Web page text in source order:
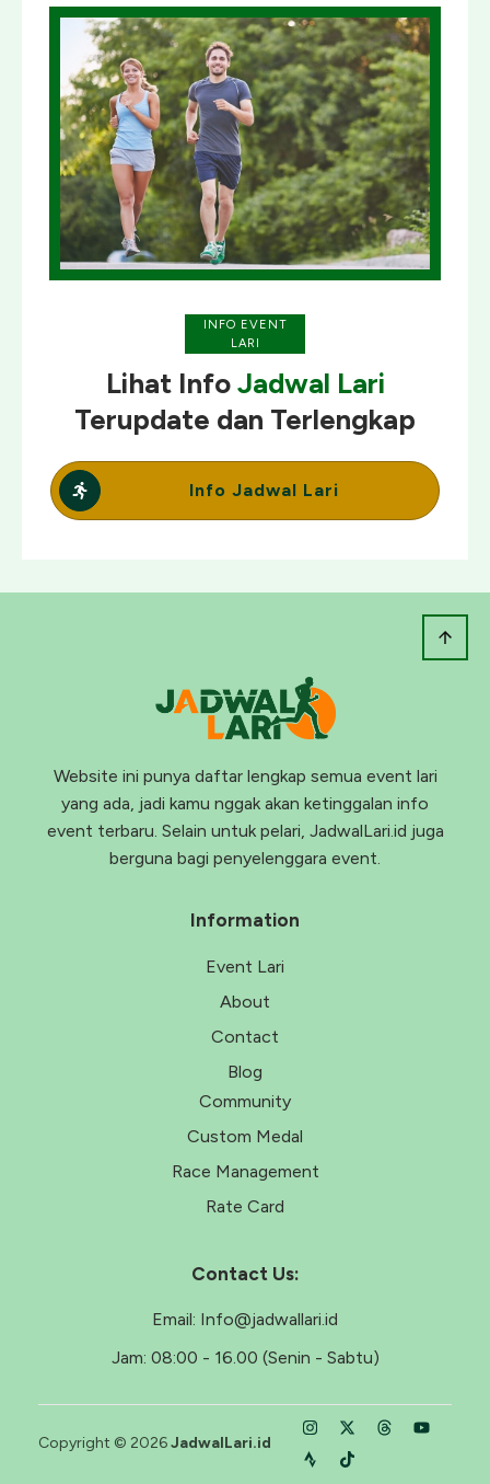
INFO EVENT
LARI
Lihat InfoJadwal Lari
Terupdate dan Terlengkap
Info Jadwal Lari
Website ini punya daftar lengkap semua event lari
yang ada, jadi kamu nggak akan ketinggalan info
event terbaru. Selain untuk pelari, JadwalLari.id juga
berguna bagi penyelenggara event.
Information
Event Lari
About
Contact
Blog
Community
Custom Medal
Race Management
Rate Card
Contact Us:
Email: Info@jadwallari.id
Jam: 08:00 - 16.00 (Senin - Sabtu)
Copyright © 2026JadwalLari.id